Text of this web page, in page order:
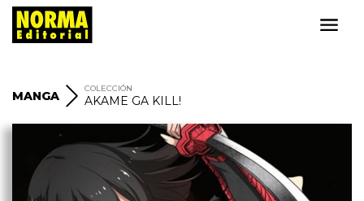
MANGA
COLECCIÓN
AKAME GA KILL!